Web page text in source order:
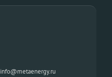
info@metaenergy.ru